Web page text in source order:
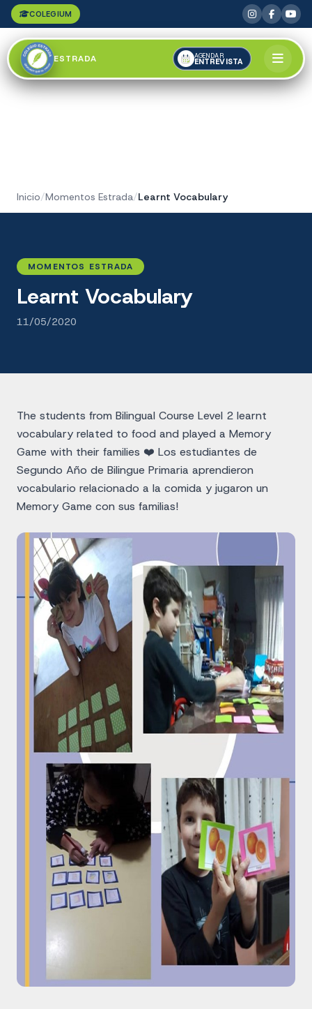
COLEGIUM
ESTRADA AGENDAR
ENTREVISTA
Inicio/Momentos Estrada/Learnt Vocabulary
MOMENTOS ESTRADA
Learnt Vocabulary
11/05/2020
The students from Bilingual Course Level 2 learnt
vocabulary related to food and played a Memory
Game with their families ❤️ Los estudiantes de
Segundo Año de Bilingue Primaria aprendieron
vocabulario relacionado a la comida y jugaron un
Memory Game con sus familias!